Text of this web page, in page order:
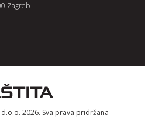
Zagreb
2026. Sva prava pridržana